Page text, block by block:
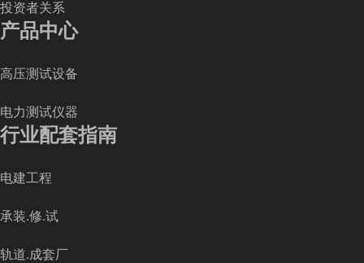
投资者关系
产品中心
高压测试设备
电力测试仪器
行业配套指南
电建工程
承装.修.试
轨道.成套厂